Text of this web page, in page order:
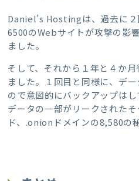
Daniel’s Hostingは、過去に
6500のWebサイトが攻撃の影
ました。
そして、それから１年と４か
ました。１回目と同様に、デ
ので意図的にバックアップは
データの一部がリークされた
ド、.onionドメインの8,580の